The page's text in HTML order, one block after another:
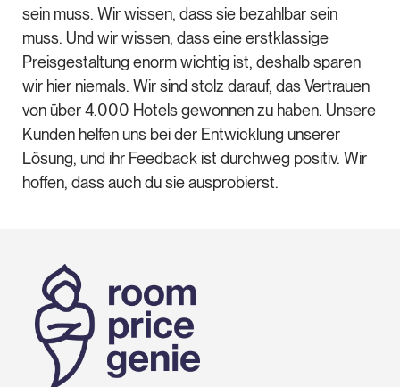
sein muss. Wir wissen, dass sie bezahlbar sein
muss. Und wir wissen, dass eine erstklassige
Preisgestaltung enorm wichtig ist, deshalb sparen
wir hier niemals. Wir sind stolz darauf, das Vertrauen
von über 4.000 Hotels gewonnen zu haben. Unsere
Kunden helfen uns bei der Entwicklung unserer
Lösung, und ihr Feedback ist durchweg positiv. Wir
hoffen, dass auch du sie ausprobierst.